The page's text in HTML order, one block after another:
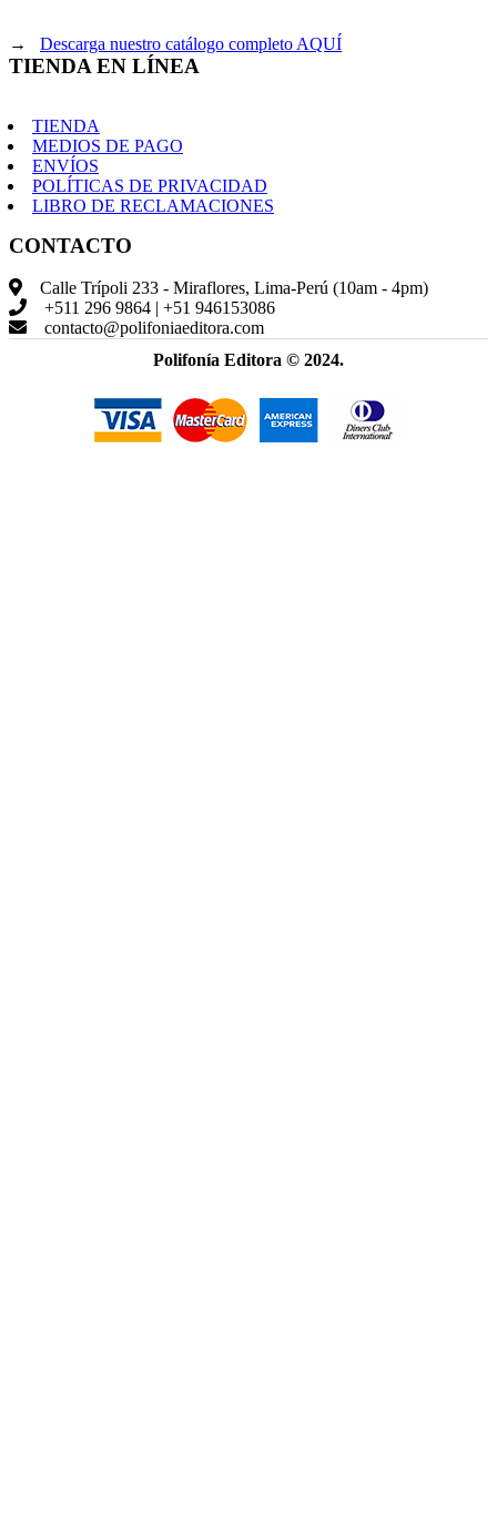
→ Descarga nuestro catálogo completo AQUÍ
TIENDA EN LÍNEA
TIENDA
MEDIOS DE PAGO
ENVÍOS
POLÍTICAS DE PRIVACIDAD
LIBRO DE RECLAMACIONES
CONTACTO
Calle Trípoli 233 - Miraflores, Lima-Perú (10am - 4pm)
+511 296 9864 | +51 946153086
contacto@polifoniaeditora.com
Polifonía Editora © 2024.